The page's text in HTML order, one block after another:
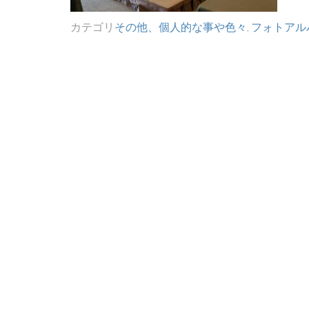
カテゴリ その他、個人的な事や色々 フォトアル